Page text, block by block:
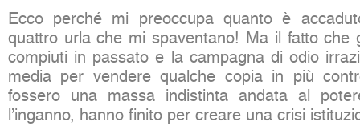
Ecco perché mi preoccupa quanto è
quattro urla che mi spaventano! Ma il fatto che
compiuti in passato e la campagna di odio
media per vendere qualche copia in più
fossero una massa indistinta andata al
l’inganno, hanno finito per creare una crisi